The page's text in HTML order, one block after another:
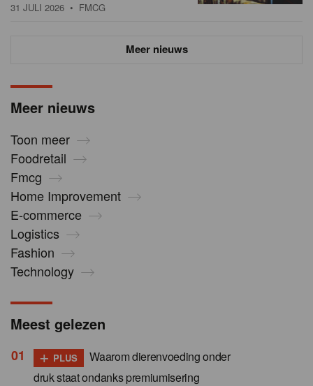
Meer nieuws
Toon meer
Foodretail
Fmcg
Home Improvement
E-commerce
Logistics
Fashion
Technology
31 JULI 2026 • FMCG
Meer nieuws
Meest gelezen
+ PLUS
Waarom dierenvoeding onder
druk staat ondanks premiumisering